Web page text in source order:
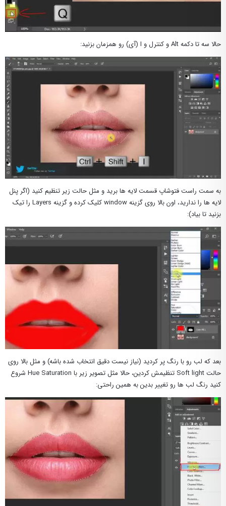
حالا سه تا دکمه Alt و کنترل و I (آی) رو همزمان بزنید:
به سمت راست فتوشاپ قسمت لایه ها برید و مثل حالت زیر تنظیم کنید (اگر پنل
لایه ها را ندارید، اون بالا روی گزینه window کلیک کرده و گزینه Layers را تیک
بزنید تا بیاد):
بعد که لب رو با رنگ پر کردید (نیاز نیست دقیق انتخاب شده باشه) و مثل بالا روی
حالت Soft light تنظیمش کردین، حالا مثل تصویر زیر با Hue Saturation شروع
کنید رنگ لب ها رو تغییر بدین به همین راحتی: